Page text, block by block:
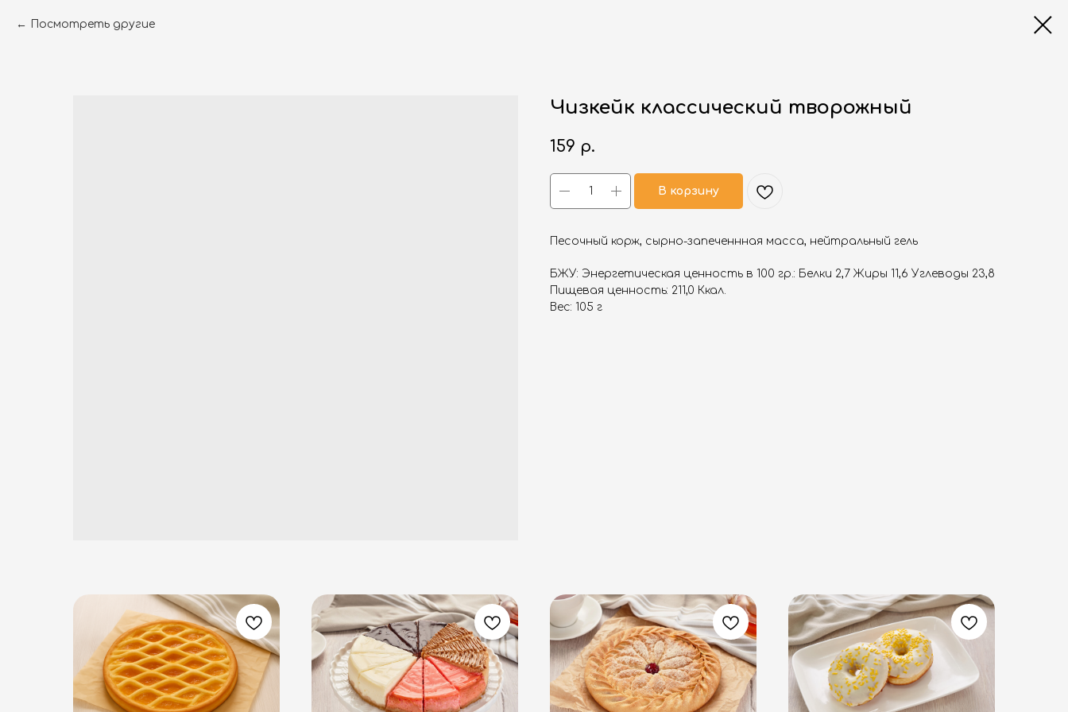
Посмотреть другие
Чизкейк классический творожный
159 р.
В корзину
Песочный корж, сырно-запеченнная масса, нейтральный гель
БЖУ: Энергетическая ценность в 100 гр.: Белки 2,7 Жиры 11,6 Углеводы 23,8
Пищевая ценность: 211,0 Ккал.
Вес: 105 г